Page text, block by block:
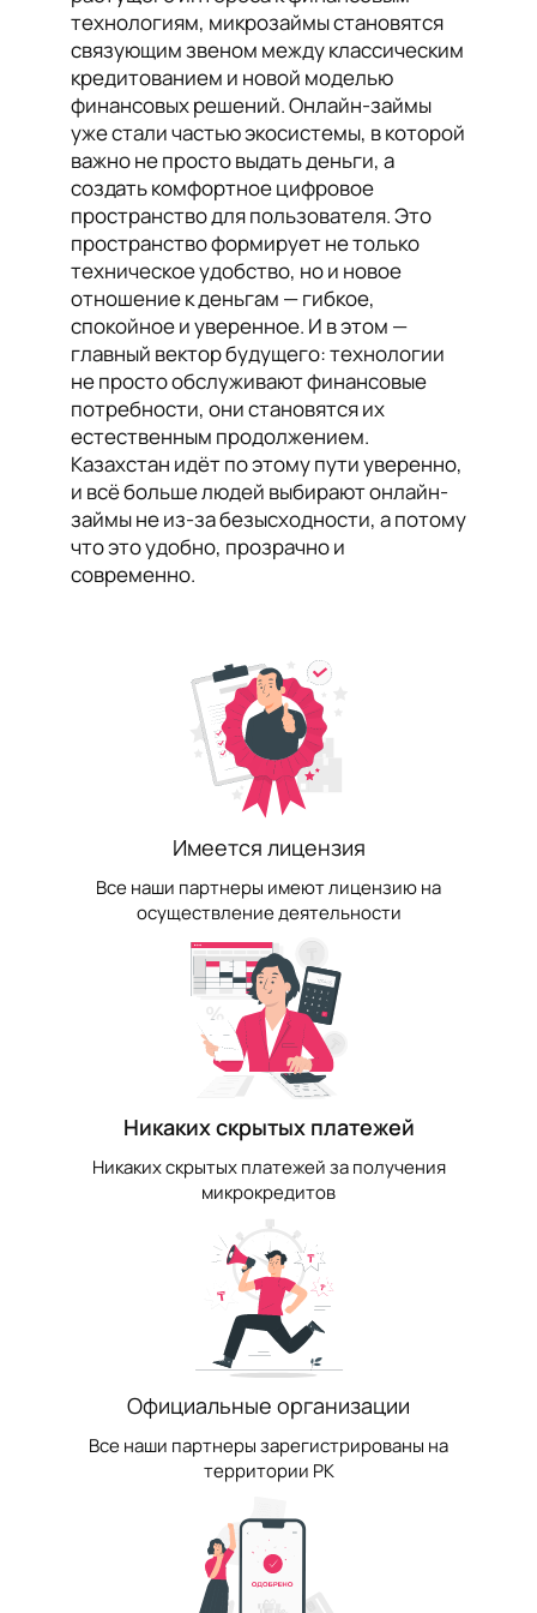
технологиям, микрозаймы становятся
связующим звеном между классическим
кредитованием и новой моделью
финансовых решений. Онлайн-займы
уже стали частью экосистемы, в которой
важно не просто выдать деньги, а
создать комфортное цифровое
пространство для пользователя. Это
пространство формирует не только
техническое удобство, но и новое
отношение к деньгам — гибкое,
спокойное и уверенное. И в этом —
главный вектор будущего: технологии
не просто обслуживают финансовые
потребности, они становятся их
естественным продолжением.
Казахстан идёт по этому пути уверенно,
и всё больше людей выбирают онлайн-
займы не из-за безысходности, а потому
что это удобно, прозрачно и
современно.
Имеется лицензия
Все наши партнеры имеют лицензию на
осуществление деятельности
Никаких скрытых платежей
Никаких скрытых платежей за получения
микрокредитов
Официальные организации
Все наши партнеры зарегистрированы на
территории РК